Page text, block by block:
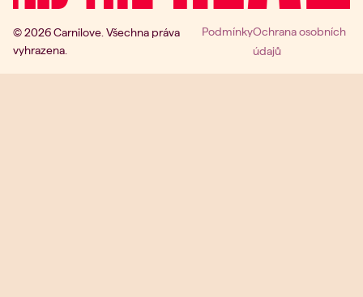
© 2026 Carnilove. Všechna práva
vyhrazena.
PodmínkyOchrana osobních
údajů